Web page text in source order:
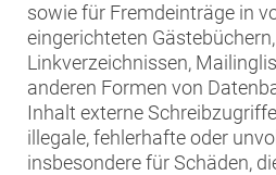
sowie für Fremdeinträge in
eingerichteten
Linkverzeichnissen,
anderen Formen von
Inhalt externe
illegale, fehlerhafte oder
insbesondere für Schäden,